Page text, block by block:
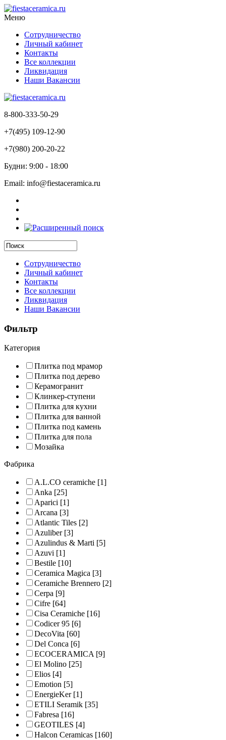
Меню
Сотрудничество
Личный кабинет
Контакты
Все коллекции
Ликвидация
Наши Вакансии
8-800-333-50-29
+7(495) 109-12-90
+7(980) 200-20-22
Будни: 9:00 - 18:00
Email: info@fiestaceramica.ru
Сотрудничество
Личный кабинет
Контакты
Все коллекции
Ликвидация
Наши Вакансии
Фильтр
Категория
Плитка под мрамор
Плитка под дерево
Керамогранит
Клинкер-ступени
Плитка для кухни
Плитка для ванной
Плитка под камень
Плитка для пола
Мозайка
Фабрика
A.L.CO ceramiche [1]
Anka [25]
Aparici [1]
Arcana [3]
Atlantic Tiles [2]
Azuliber[3]
Azulindus & Marti [5]
Azuvi [1]
Bestile [10]
Ceramica Magica [3]
Ceramiche Brennero [2]
Cerpa [9]
Cifre [64]
Cisa Ceramiche [16]
Codicer 95 [6]
DecoVita [60]
Del Conca [6]
ECOCERAMICA[9]
El Molino [25]
Elios [4]
Emotion [5]
EnergieKer[1]
ETILI Seramik [35]
Fabresa [16]
GEOTILES [4]
Halcon Ceramicas [160]